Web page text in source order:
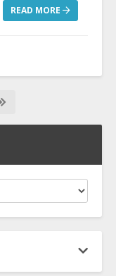
READ MORE